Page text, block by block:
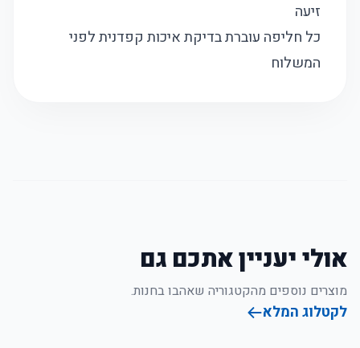
זיעה
כל חליפה עוברת בדיקת איכות קפדנית לפני
המשלוח
אולי יעניין אתכם גם
מוצרים נוספים מהקטגוריה שאהבו בחנות.
לקטלוג המלא